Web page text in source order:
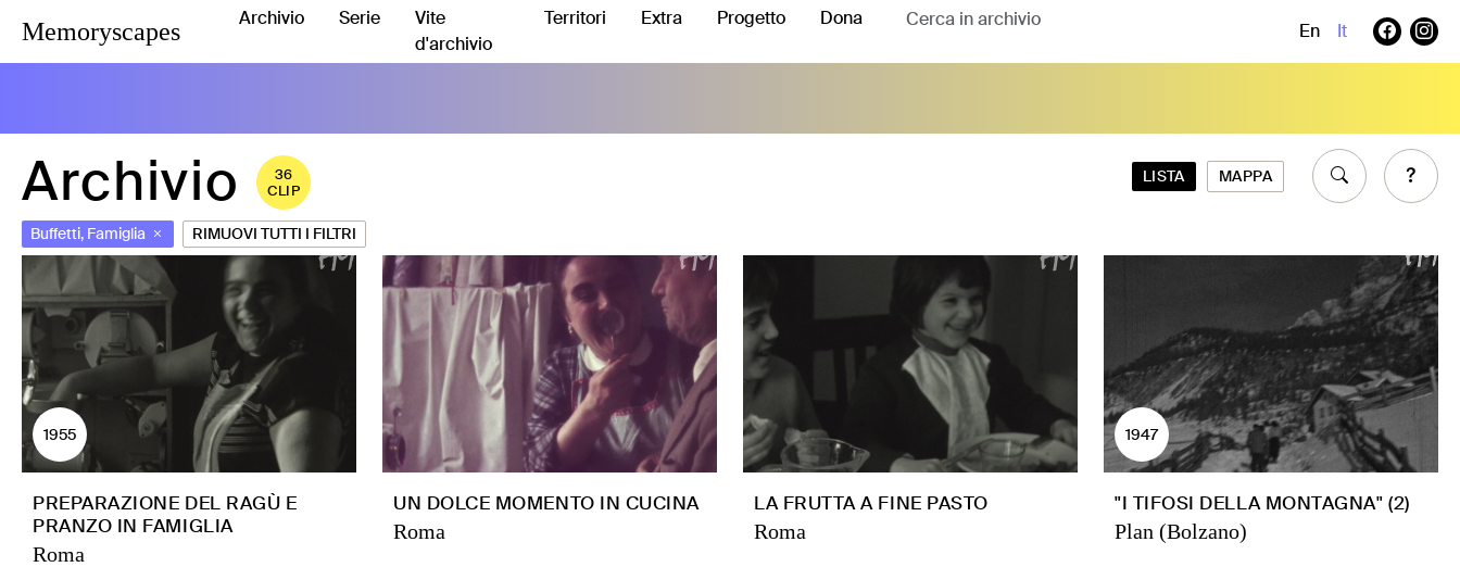
Memoryscapes Archivio Serie
Vite
d'archivio
Territori Extra Progetto Dona
En It
Archivio
36
CLIP
LISTA MAPPA
Buffetti, Famiglia RIMUOVI TUTTI I FILTRI
1955
PREPARAZIONE DEL RAGÙ E
PRANZO IN FAMIGLIA
Roma
UN DOLCE MOMENTO IN CUCINA
Roma
LA FRUTTA A FINE PASTO
Roma
1947
"I TIFOSI DELLA MONTAGNA" (2)
Plan (Bolzano)